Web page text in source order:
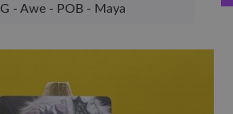
- Awe - POB - Maya